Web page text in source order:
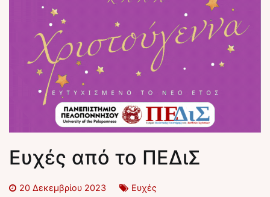
Ευχές από το ΠΕΔιΣ
20 Δεκεμβρίου 2023 Ευχές